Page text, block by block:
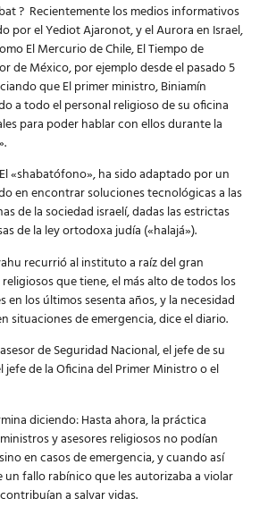
? Recientemente los medios informativos
por elYediot Ajaronot, y elAurora en Israel,
El Mercurio de Chile, El Tiempo de
de México, por ejemplo desde el pasado 5
que El primer ministro, Biniamín
a todo el personal religioso de su oficina
para poder hablar con ellos durante la
«shabatófono», ha sido adaptado por un
en encontrar soluciones tecnológicas a las
de la sociedad israelí, dadas las estrictas
de la ley ortodoxa judía («halajá»).
recurrió al instituto a raíz del gran
que tiene, el más alto de todos los
en los últimos sesenta años, y la necesidad
situaciones de emergencia, dice el diario.
de Seguridad Nacional, el jefe de su
jefe de la Oficina del Primer Ministro o el
diciendo: Hasta ahora, la práctica
y asesores religiosos no podían
en casos de emergencia, y cuando así
fallo rabínico que les autorizaba a violar
a salvar vidas.